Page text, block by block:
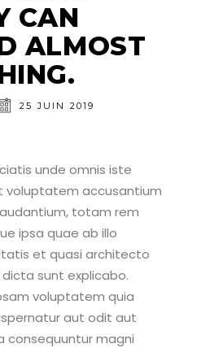
CAN
ALMOST
25 JUIN 2019
unde omnis iste
voluptatem accusantium
totam rem
ipsa quae ab illo
et quasi architecto
sunt explicabo.
voluptatem quia
aut odit aut
consequuntur magni